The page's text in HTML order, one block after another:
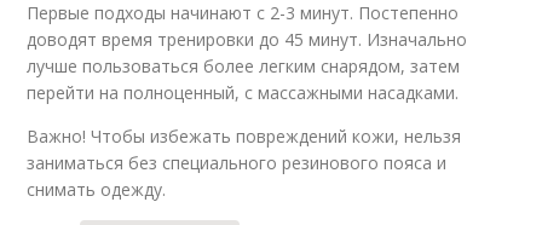
Первые подходы начинают с 2-3 минут. Постепенно
доводят время тренировки до 45 минут. Изначально
лучше пользоваться более легким снарядом, затем
перейти на полноценный, с массажными насадками.
Важно! Чтобы избежать повреждений кожи, нельзя
заниматься без специального резинового пояса и
снимать одежду.